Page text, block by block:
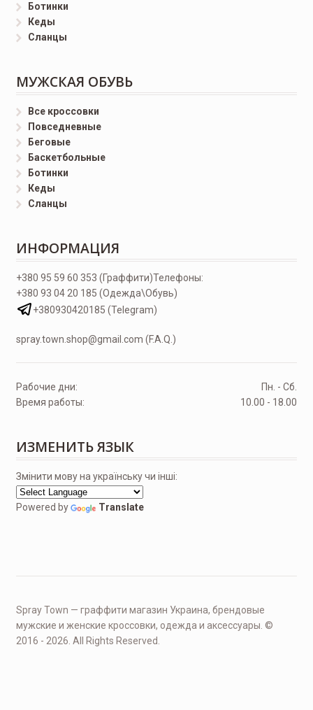
Ботинки
Кеды
Сланцы
МУЖСКАЯ ОБУВЬ
Все кроссовки
Повседневные
Беговые
Баскетбольные
Ботинки
Кеды
Сланцы
ИНФОРМАЦИЯ
Телефоны:
+380 95 59 60 353 (Граффити)
+380 93 04 20 185 (Одежда\Обувь)
+380930420185 (Telegram)
spray.town.shop@gmail.com (F.A.Q.)
Рабочие дни:
Пн. - Сб.
Время работы:
10.00 - 18.00
ИЗМЕНИТЬ ЯЗЫК
Змінити мову на українську чи інші:
Powered by Translate
Spray Town — граффити магазин Украина, брендовые
мужские и женские кроссовки, одежда и аксессуары. ©
2016 - 2026. All Rights Reserved.